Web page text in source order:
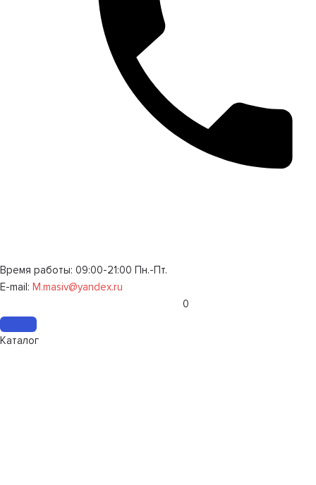
Время работы: 09:00-21:00 Пн.-Пт.
E-mail: M.masiv@yandex.ru
0
Каталог